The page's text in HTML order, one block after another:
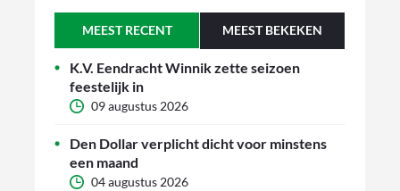
MEEST RECENT MEEST BEKEKEN
K.V. Eendracht Winnik zette seizoen
feestelijk in
09 augustus 2026
Den Dollar verplicht dicht voor minstens
een maand
04 augustus 2026